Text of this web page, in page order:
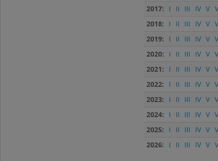
2017:
I II III IV V
2018:
I II III IV V
2019:
I II III IV V
2020:
I II III IV V
2021:
I II III IV V
2022:
I II III IV V
2023:
I II III IV V
2024:
I II III IV V
2025:
I II III IV V
2026:
I II III IV V